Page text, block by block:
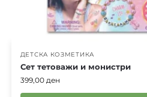
ДЕТСКА КОЗМЕТИКА
Сет тетоважи и монистри
399,00 ден